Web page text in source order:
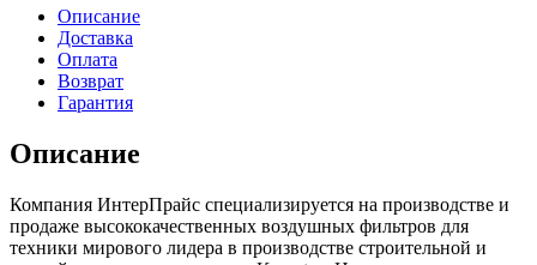
Описание
Доставка
Оплата
Возврат
Гарантия
Описание
Компания ИнтерПрайс специализируется на производстве и
продаже высококачественных воздушных фильтров для
техники мирового лидера в производстве строительной и